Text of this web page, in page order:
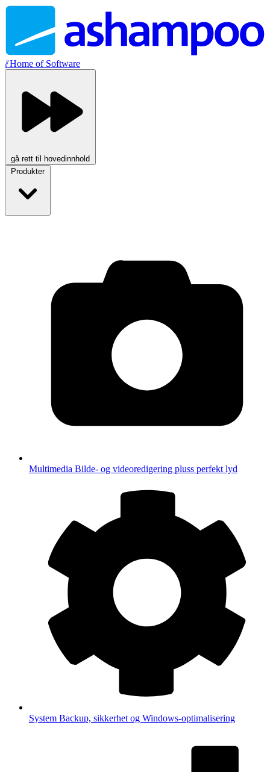
//Home of Software
gå rett til hovedinnhold
Produkter
Multimedia Bilde- og videoredigering pluss perfekt lyd
System Backup, sikkerhet og Windows-optimalisering